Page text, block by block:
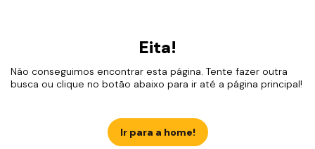
Eita!
Não conseguimos encontrar esta página. Tente fazer outra
busca ou clique no botão abaixo para ir até a página principal!
Ir para a home!